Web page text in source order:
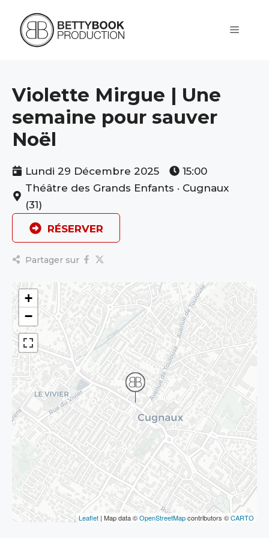
contenu
Violette Mirgue | Une
semaine pour sauver
Noël
Lundi 29 Décembre 2025
15:00
Théâtre des Grands Enfants · Cugnaux
(31)
RÉSERVER
Partager sur
+
−
Leaflet | Map data ©OpenStreetMapcontributors ©CARTO